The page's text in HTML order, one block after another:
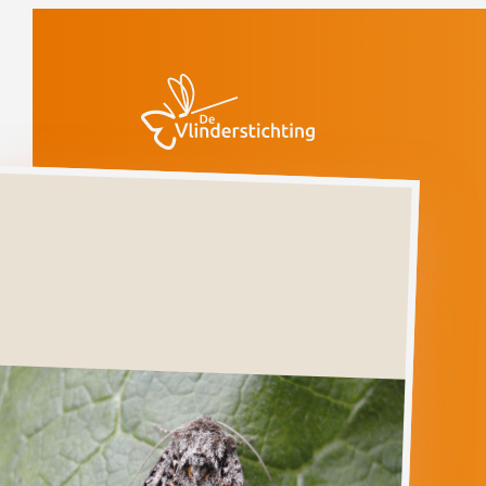
Schaaruil
HADA
PLEBEJA